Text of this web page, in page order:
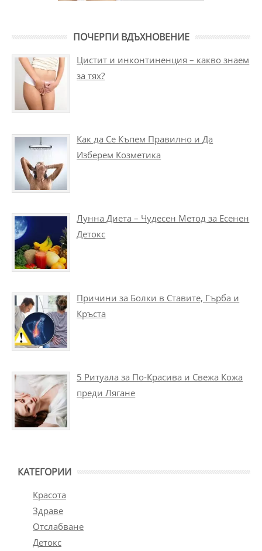
ПОЧЕРПИ ВДЪХНОВЕНИЕ
Цистит и инконтиненция – какво знаем
за тях?
Как да Се Къпем Правилно и Да
Изберем Козметика
Лунна Диета – Чудесен Метод за Есенен
Детокс
Причини за Болки в Ставите, Гърба и
Кръста
5 Ритуала за По-Красива и Свежа Кожа
преди Лягане
КАТЕГОРИИ
Красота
Здраве
Отслабване
Детокс